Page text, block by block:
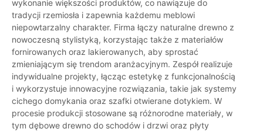
wykonanie większości produktów, co nawiązuje do
tradycji rzemiosła i zapewnia każdemu meblowi
niepowtarzalny charakter. Firma łączy naturalne drewno z
nowoczesną stylistyką, korzystając także z materiałów
fornirowanych oraz lakierowanych, aby sprostać
zmieniającym się trendom aranżacyjnym. Zespół realizuje
indywidualne projekty, łącząc estetykę z funkcjonalnością
i wykorzystuje innowacyjne rozwiązania, takie jak systemy
cichego domykania oraz szafki otwierane dotykiem. W
procesie produkcji stosowane są różnorodne materiały, w
tym dębowe drewno do schodów i drzwi oraz płyty